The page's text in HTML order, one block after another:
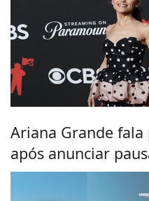
Ariana Grande
após anunciar